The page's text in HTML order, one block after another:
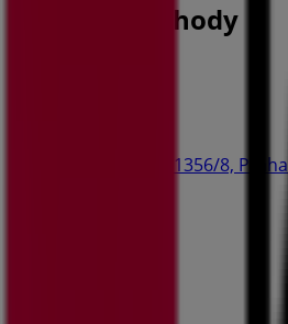
Nejbližší obchody
Náměstí Míru, 1356/8, Praha